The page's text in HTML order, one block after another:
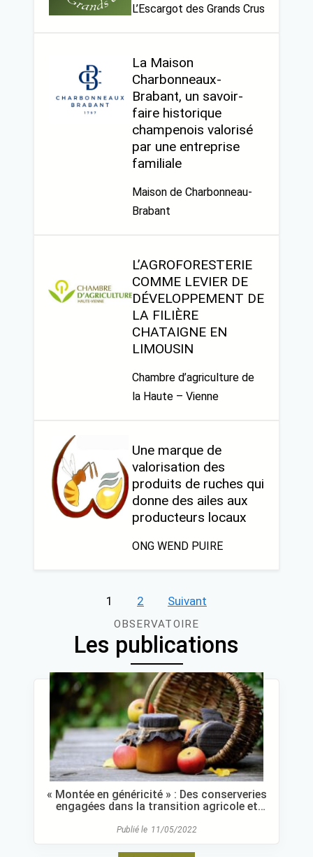
L’Escargot des Grands Crus
La Maison
Charbonneaux-
Brabant, un savoir-
faire historique
champenois valorisé
par une entreprise
familiale
Maison de Charbonneau-
Brabant
L’AGROFORESTERIE
COMME LEVIER DE
DÉVELOPPEMENT DE
LA FILIÈRE
CHATAIGNE EN
LIMOUSIN
Chambre d’agriculture de
la Haute – Vienne
Une marque de
valorisation des
produits de ruches qui
donne des ailes aux
producteurs locaux
ONG WEND PUIRE
Pagination
publications
1 2 Suivant
OBSERVATOIRE
Les publications
« Montée en généricité » : Des conserveries
engagées dans la transition agricole et
Publié le 11/05/2022